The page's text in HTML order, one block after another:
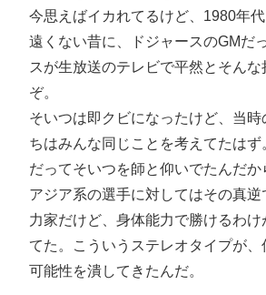
今思えばイカれてるけど、1980年
遠くない昔に、ドジャースのGMだ
スが生放送のテレビで平然とそん
ぞ。
そいつは即クビになったけど、当
ちはみんな同じことを考えてたは
だってそいつを師と仰いでたんだか
アジア系の選手に対してはその真
力家だけど、身体能力で勝けるわ
てた。こういうステレオタイプが
可能性を潰してきたんだ。